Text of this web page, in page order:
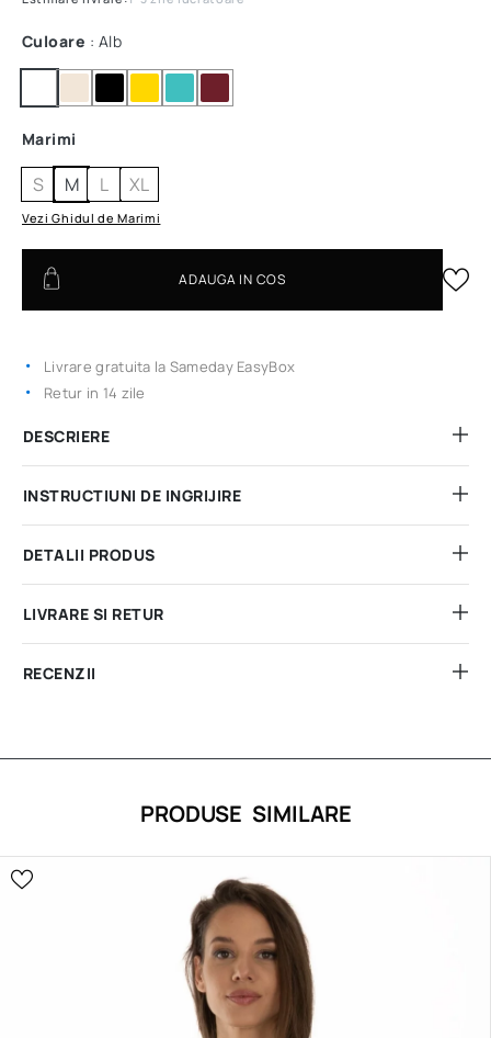
Culoare : Alb
Marimi
S M L XL
Vezi Ghidul de Marimi
ADAUGA IN COS
Livrare gratuita la Sameday EasyBox
Retur in 14 zile
DESCRIERE
INSTRUCTIUNI DE INGRIJIRE
DETALII PRODUS
LIVRARE SI RETUR
RECENZII
PRODUSE SIMILARE